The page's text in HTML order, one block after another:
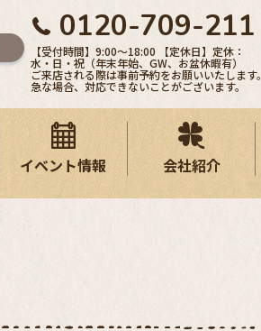
0120-709-211
【受付時間】9:00〜18:00 【定休日】定休：
水・日・祝（年末年始、GW、お盆休暇有）
ご来店される際は事前予約をお願いいたします。
急な場合、対応できないことがございます。
イベント情報 会社紹介